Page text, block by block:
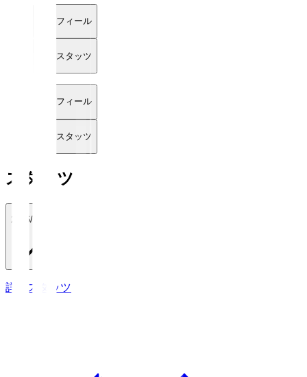
プロフィール
詳細スタッツ
プロフィール
詳細スタッツ
スタッツ
2026/27
詳細スタッツ